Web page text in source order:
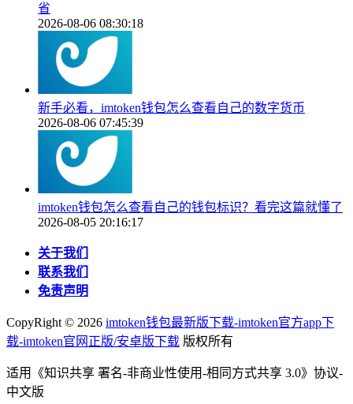
省
2026-08-06 08:30:18
新手必看，imtoken钱包怎么查看自己的数字货币
2026-08-06 07:45:39
imtoken钱包怎么查看自己的钱包标识？看完这篇就懂了
2026-08-05 20:16:17
关于我们
联系我们
免责声明
CopyRight © 2026 imtoken钱包最新版下载-imtoken官方app下
载-imtoken官网正版/安卓版下载 版权所有
适用《知识共享 署名-非商业性使用-相同方式共享 3.0》协议-
中文版